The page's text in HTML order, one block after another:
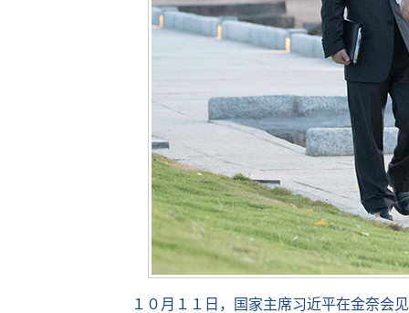
１０月１１日，国家主席习近平在金奈会